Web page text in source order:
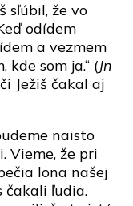
sľúbil, že vo
odídem
a vezmem
som ja.“ (Jn
Ježiš čakal aj
naisto
Vieme, že pri
lona našej
čakali ľudia.